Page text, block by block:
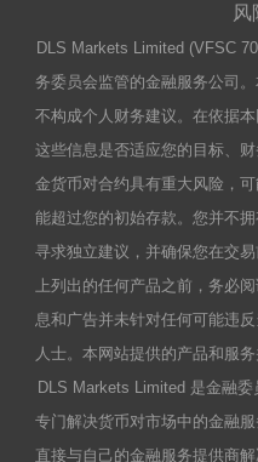
DLS Markets Limited (VFSC
务委员会监管的金融服务公司
不构成个人财务建议。在依据
这些信息是否适应您的目标、
金货币对合约具有重大风险，
能超过您的初始存款。您并不
寻求独立建议，并确保您在交
上列出的任何产品之前，务必
息和广告并未针对任何可能违
人士。本网站提供的产品和服
DLS Markets Limited 是金融
专门解决货币对市场中的金融
直接与自己的金融服务提供商